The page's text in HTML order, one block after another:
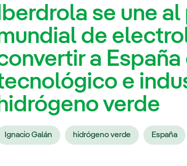
submenú para Nuestras voces
Iberdrola se une
de
a
e
hidrógeno verde
Ignacio Galán hidrógeno verde España